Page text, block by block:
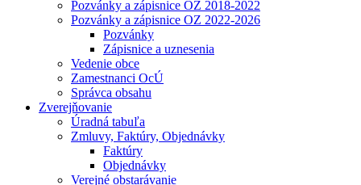
Pozvánky a zápisnice OZ 2018-2022
Pozvánky a zápisnice OZ 2022-2026
Pozvánky
Zápisnice a uznesenia
Vedenie obce
Zamestnanci OcÚ
Správca obsahu
Zverejňovanie
Úradná tabuľa
Zmluvy, Faktúry, Objednávky
Faktúry
Objednávky
Verejné obstarávanie